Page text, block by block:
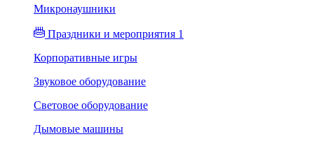
Микронаушники
Праздники и мероприятия 1
Корпоративные игры
Звуковое оборудование
Световое оборудование
Дымовые машины